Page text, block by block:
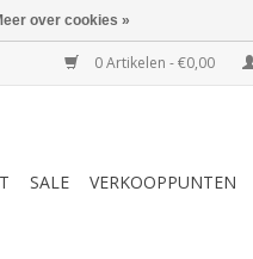
0 Artikelen - €0,00
SALE VERKOOPPUNTEN
over cookies »